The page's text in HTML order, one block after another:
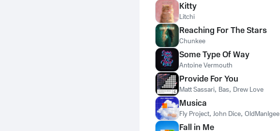
Kitty
Litchi
Reaching For The Stars
Chunkee
Some Type Of Way
Antoine Vermouth
Provide For You
Matt Sassari, Bas, Drew Love
Musica
Fly Project, John Dice, OldManIgee
Fall in Me